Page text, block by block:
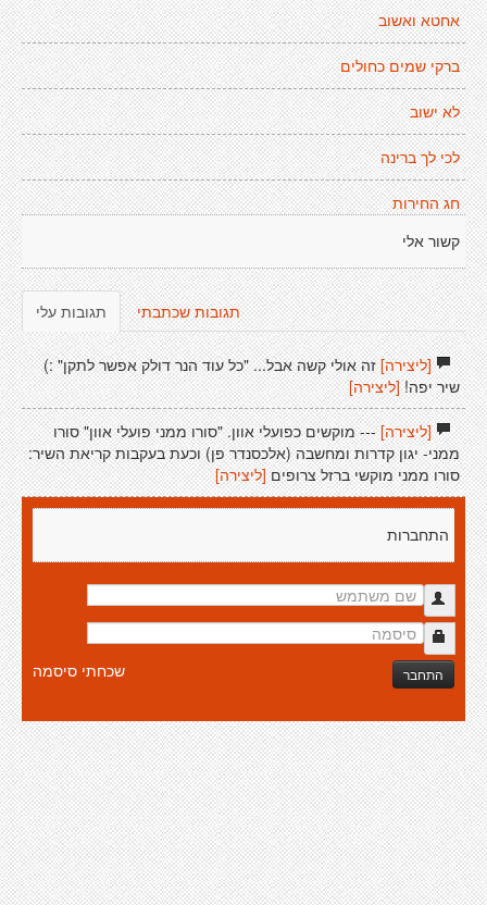
אחטא ואשוב
ברקי שמים כחולים
לא ישוב
לכי לך ברינה
חג החירות
קשור אלי
תגובות עלי תגובות שכתבתי
[ליצירה]זה אולי קשה אבל... "כל עוד הנר דולק אפשר לתקן" :)
שיר יפה! [ליצירה]
[ליצירה]--- מוקשים כפועלי אוון. "סורו ממני פועלי אוון" סורו
ממני- יגון קדרות ומחשבה (אלכסנדר פן) וכעת בעקבות קריאת השיר:
סורו ממני מוקשי ברזל צרופים [ליצירה]
התחברות
התחבר שכחתי סיסמה